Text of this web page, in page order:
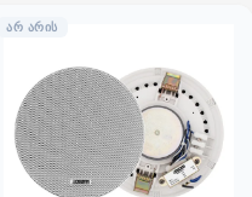
ᲐᲠ ᲐᲠᲘᲡ